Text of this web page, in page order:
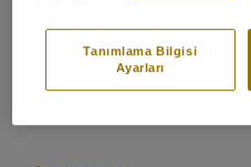
İhtiyacınıza
260
Tanımlama Bilgisi
Ayarları